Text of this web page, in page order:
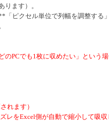
ります）。
「ピクセル単位で列幅を調整する
のPCでも1枚に収めたい」という
れます）
レをExcel側が自動で縮小して吸